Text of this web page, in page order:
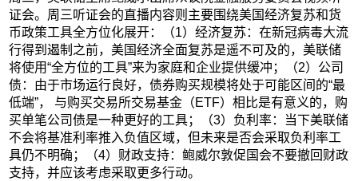
证会。周三听证会的直播内容则主要围绕美国经济复苏和货
币政策工具全方位化展开：（1）经济复苏：在新冠病毒大流
行得到遏制之前，美国经济全面复苏是遥不可及的，美联储
将使用“全方位的工具”来为家庭和企业提供缓冲；（2）公司
债：由于市场运行良好，债券购买规模将处于可能区间的“最
低端”， 与购买交易所交易基金（ETF）相比是有意义的，购
买单笔公司债是一种更好的工具；（3）负利率：当下美联储
不会将基准利率推入负值区域，但未来是否会采取负利率工
具仍不明确；（4）财政支持：鲍威尔敦促国会不要撤回财政
支持，并应该考虑采取更多行动。